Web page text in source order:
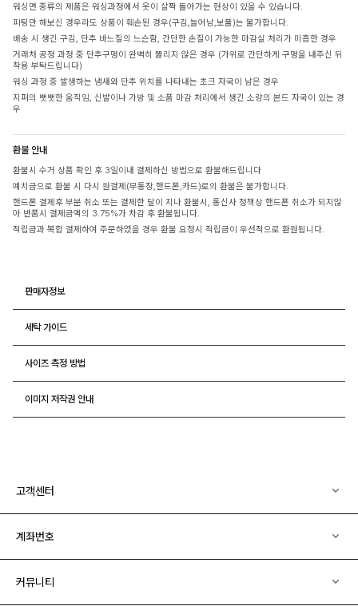
워싱면 종류의 제품은 워싱과정에서 옷이 살짝 돌아가는 현상이 있을 수 있습니다.
피팅만 해보신 경우라도 상품이 훼손된 경우(구김,늘어남,보풀)는 불가합니다.
배송 시 생긴 구김, 단추 바느질의 느슨함, 간단한 손질이 가능한 마감실 처리가 미흡한 경우
거래처 공정 과정 중 단추구멍이 완벽히 뚫리지 않은 경우 (가위로 간단하게 구멍을 내주신 뒤
착용 부탁드립니다)
워싱 과정 중 발생하는 냄새와 단추 위치를 나타내는 초크 자국이 남은 경우
지퍼의 뻣뻣한 움직임, 신발이나 가방 및 소품 마감 처리에서 생긴 소량의 본드 자국이 있는 경
우
환불 안내
환불시 수거 상품 확인 후 3일이내 결제하신 방법으로 환불해드립니다
예치금으로 환불 시 다시 원결제(무통장,핸드폰,카드)로의 환불은 불가합니다.
핸드폰 결제후 부분 취소 또는 결제한 달이 지나 환불시, 통신사 정책상 핸드폰 취소가 되지않
아 반품시 결제금액의 3.75%가 차감 후 환불됩니다.
적립금과 복합 결제하여 주문하였을 경우 환불 요청시 적립금이 우선적으로 환원됩니다.
판매자정보
세탁 가이드
사이즈 측정 방법
이미지 저작권 안내
고객센터
계좌번호
커뮤니티